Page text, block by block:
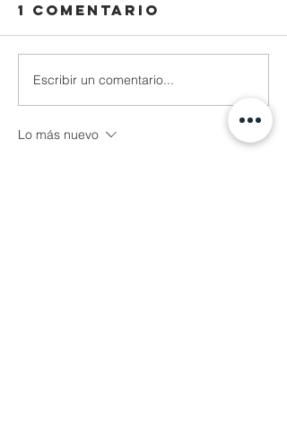
1 comentario
Escribir un comentario...
Lo más nuevo